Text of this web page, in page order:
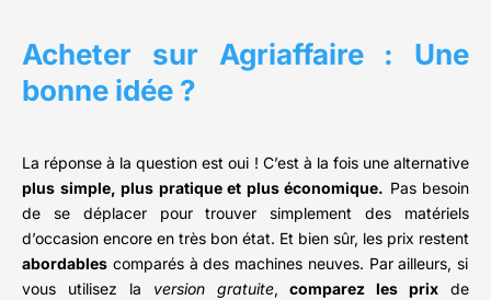
Acheter sur Agriaffaire : Une
bonne idée ?
La réponse à la question est oui ! C’est à la fois une alternative
plus simple, plus pratique et plus économique. Pas besoin
de se déplacer pour trouver simplement des matériels
d’occasion encore en très bon état. Et bien sûr, les prix restent
abordables comparés à des machines neuves. Par ailleurs, si
vous utilisez la version gratuite,comparez les prix de